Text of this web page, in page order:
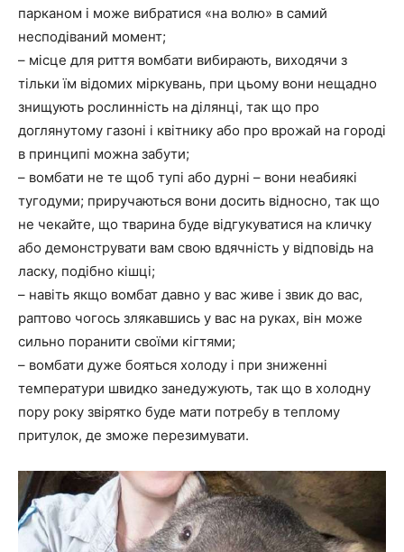
парканом і може вибратися «на волю» в самий
несподіваний момент;
– місце для риття вомбати вибирають, виходячи з
тільки їм відомих міркувань, при цьому вони нещадно
знищують рослинність на ділянці, так що про
доглянутому газоні і квітнику або про врожай на городі
в принципі можна забути;
– вомбати не те щоб тупі або дурні – вони неабиякі
тугодуми; приручаються вони досить відносно, так що
не чекайте, що тварина буде відгукуватися на кличку
або демонструвати вам свою вдячність у відповідь на
ласку, подібно кішці;
– навіть якщо вомбат давно у вас живе і звик до вас,
раптово чогось злякавшись у вас на руках, він може
сильно поранити своїми кігтями;
– вомбати дуже бояться холоду і при зниженні
температури швидко занедужують, так що в холодну
пору року звірятко буде мати потребу в теплому
притулок, де зможе перезимувати.